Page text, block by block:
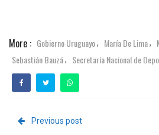
More : Gobierno Uruguayo, María De Lima,
Sebastián Bauzá, Secretaría Nacional de
Previous post